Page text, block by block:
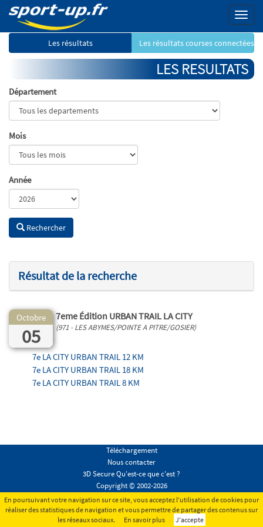
Menu
Les résultats Les résultats courses connectées
LES RESULTATS
Département
Mois
Année
Rechercher
Résultat de la recherche
Octobre
05
7eme Édition URBAN TRAIL LA CITY
(971 - LES ABYMES/POINTE A PITRE/GOSIER)
7e LA CITY URBAN TRAIL 12 KM
7e LA CITY URBAN TRAIL 18 KM
7e LA CITY URBAN TRAIL 8 KM
Téléchargement
Nous contacter
3D Secure Qu'est-ce que c'est ?
Copyright © 2002-2026
Conditions générales
Mentions légales
Tous droits réservés
En poursuivant votre navigation sur ce site, vous acceptez l'utilisation de cookies pour
réaliser des statistiques de navigation et vous permettre de partager des contenus sur
les réseaux sociaux.
En savoir plus J'accepte